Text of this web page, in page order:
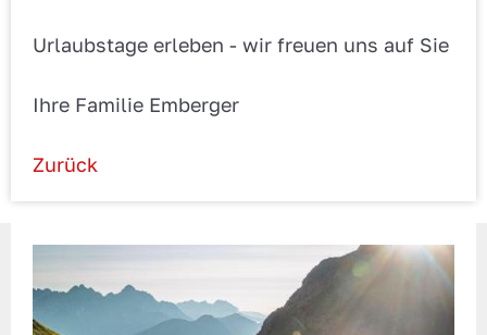
Urlaubstage erleben - wir freuen uns auf Sie
Ihre Familie Emberger
Zurück